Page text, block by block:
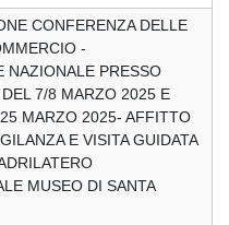
CONFERENZA DELLE
-
NAZIONALE PRESSO
7/8 MARZO 2025 E
MARZO 2025- AFFITTO
E VISITA GUIDATA
MUSEO DI SANTA